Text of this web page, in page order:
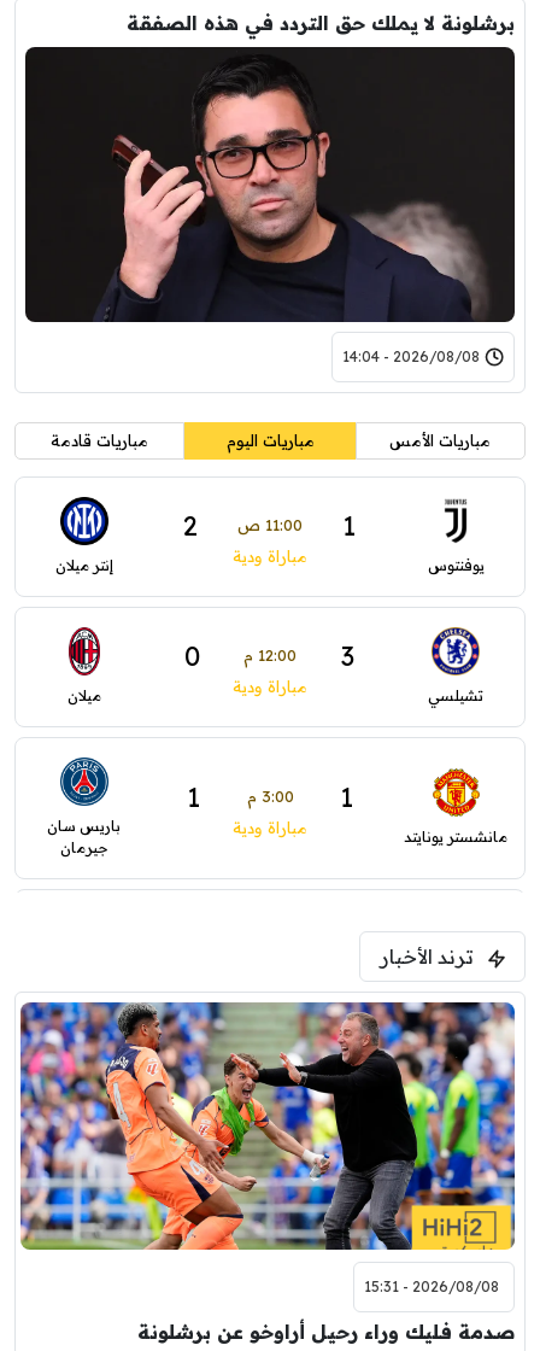
برشلونة لا يملك حق التردد في هذه الصفقة
2026/08/08 - 14:04
مباريات الأمس مباريات اليوم مباريات قادمة
يوفنتوس
1 11:00 ص 2
مباراة ودية إنتر ميلان
تشيلسي
3 12:00 م 0
مباراة ودية ميلان
مانشستر يونايتد
1 3:00 م 1
مباراة ودية
باريس سان
جيرمان
فرينتسفاروشي
برشلونة
7:00 م
مباراة ودية
نوتنغهام فورست
اودينيزي
8:00 م
مباراة ودية
برشلونة
ترند الأخبار
2026/08/08 - 15:31
صدمة فليك وراء رحيل أراوخو عن برشلونة